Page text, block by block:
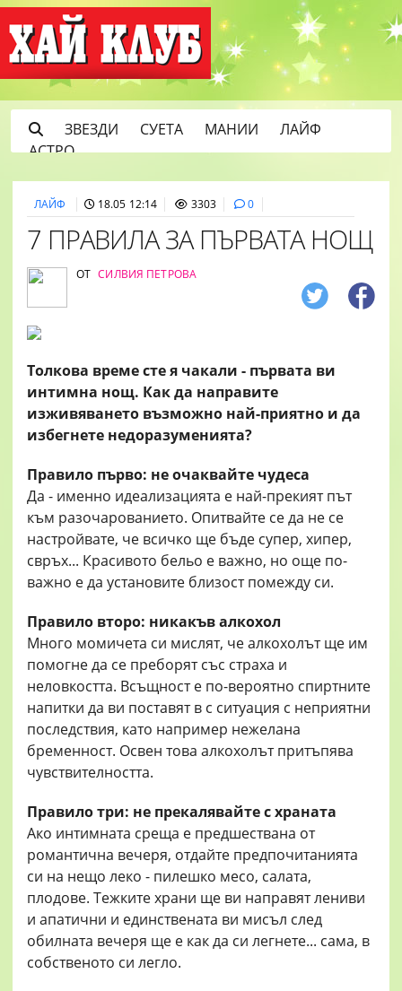
ЗВЕЗДИ СУЕТА МАНИИ
ЛАЙФ
АСТРО
ЛАЙФ 18.05 12:14 3303 0
7 ПРАВИЛА ЗА ПЪРВАТА НОЩ
ОТ СИЛВИЯ ПЕТРОВА
Толкова време сте я чакали - първата ви
интимна нощ. Как да направите
изживяването възможно най-приятно и да
избегнете недоразуменията?
Правило първо: не очаквайте чудеса
Да - именно идеализацията е най-прекият път
към разочарованието. Опитвайте се да не се
настройвате, че всичко ще бъде супер, хипер,
свръх... Красивото бельо е важно, но още по-
важно е да установите близост помежду си.
Правило второ: никакъв алкохол
Много момичета си мислят, че алкохолът ще им
помогне да се преборят със страха и
неловкостта. Всъщност е по-вероятно спиртните
напитки да ви поставят в с ситуация с неприятни
последствия, като например нежелана
бременност. Освен това алкохолът притъпява
чувствителността.
Правило три: не прекалявайте с храната
Ако интимната среща е предшествана от
романтична вечеря, отдайте предпочитанията
си на нещо леко - пилешко месо, салата,
плодове. Тежките храни ще ви направят лениви
и апатични и единствената ви мисъл след
обилната вечеря ще е как да си легнете... сама, в
собственото си легло.